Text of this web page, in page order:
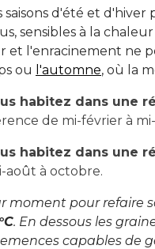
saisons d'été et d'hiver
sensibles à la
et l'enracinement ne
ou l'automne, où la
habitez dans une
de mi-février à
habitez dans une
août à octobre.
moment pour refaire
. En dessous les
capables de